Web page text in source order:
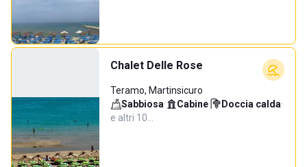
Chalet Delle Rose
Teramo, Martinsicuro
Sabbiosa· Cabine· Doccia calda·
e altri 10…